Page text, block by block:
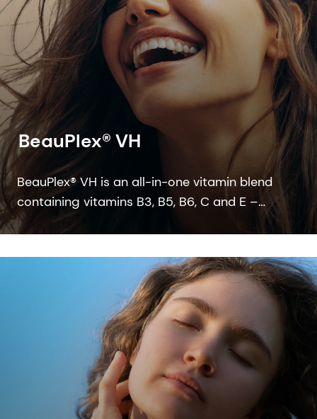
BeauPlex® VH
BeauPlex® VH is an all-in-one vitamin blend
containing vitamins B3, B5, B6, C and E –
vitamins which are known to have a protective
applications.